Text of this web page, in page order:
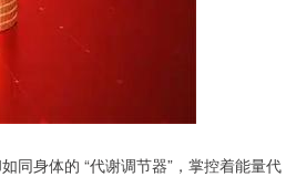
身体的 “代谢调节器”，掌控着能量代